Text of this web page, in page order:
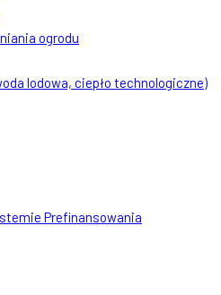
ogrodu
lodowa, ciepło technologiczne)
Prefinansowania